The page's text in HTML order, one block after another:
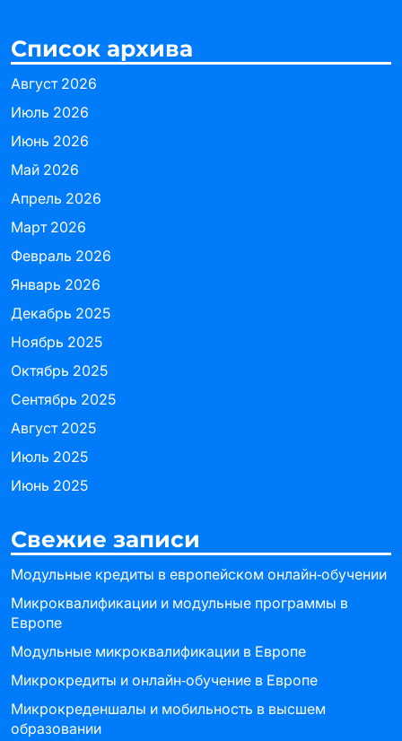
Список архива
Август 2026
Июль 2026
Июнь 2026
Май 2026
Апрель 2026
Март 2026
Февраль 2026
Январь 2026
Декабрь 2025
Ноябрь 2025
Октябрь 2025
Сентябрь 2025
Август 2025
Июль 2025
Июнь 2025
Свежие записи
Модульные кредиты в европейском онлайн‑обучении
Микроквалификации и модульные программы в
Европе
Модульные микроквалификации в Европе
Микрокредиты и онлайн‑обучение в Европе
Микрокреденшалы и мобильность в высшем
образовании